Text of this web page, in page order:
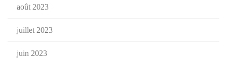
août 2023
juillet 2023
juin 2023